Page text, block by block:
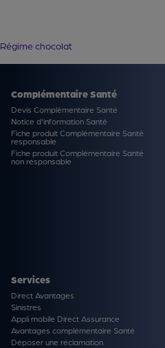
Régime chocolat
Complémentaire Santé
Devis Complémentaire Santé
Notice d'information Santé
Fiche produit Complémentaire Santé
responsable
Fiche produit Complémentaire Santé
non responsable
Services
Direct Avantages
Sinistres
Appli mobile Direct Assurance
Avantages complémentaire Santé
Déposer une réclamation